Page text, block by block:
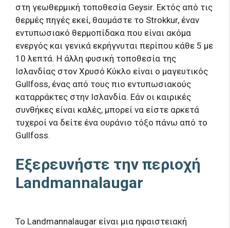
στη γεωθερμική τοποθεσία Geysir. Εκτός από τις
θερμές πηγές εκεί, θαυμάστε το Strokkur, έναν
εντυπωσιακό θερμοπίδακα που είναι ακόμα
ενεργός και γενικά εκρήγνυται περίπου κάθε 5 με
10 λεπτά. Η άλλη φυσική τοποθεσία της
Ισλανδίας στον Χρυσό Κύκλο είναι ο μαγευτικός
Gullfoss, ένας από τους πιο εντυπωσιακούς
καταρράκτες στην Ισλανδία. Εάν οι καιρικές
συνθήκες είναι καλές, μπορεί να είστε αρκετά
τυχεροί να δείτε ένα ουράνιο τόξο πάνω από το
Gullfoss.
Εξερευνήστε την περιοχή
Landmannalaugar
Το Landmannalaugar είναι μια ηφαιστειακή